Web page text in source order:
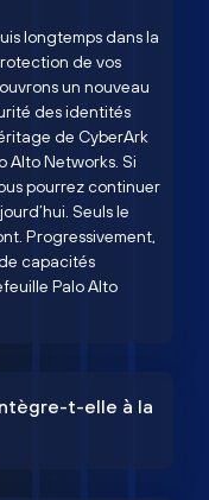
longtemps dans la
de vos
un nouveau
des identités
de CyberArk
Alto Networks. Si
pourrez continuer
Seuls le
Progressivement,
capacités
Palo Alto
t-elle à la